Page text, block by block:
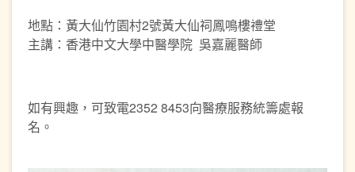
地點：黃大仙竹園村2號黃大仙祠鳳鳴樓禮堂
主講：香港中文大學中醫學院 吳嘉麗醫師
如有興趣，可致電2352 8453向醫療服務統籌處報
名。